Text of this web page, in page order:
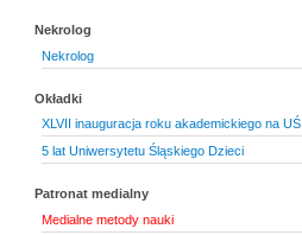
Nekrolog
Nekrolog
Okładki
XLVII inauguracja roku akademickiego na UŚ
5 lat Uniwersytetu Śląskiego Dzieci
Patronat medialny
Medialne metody nauki